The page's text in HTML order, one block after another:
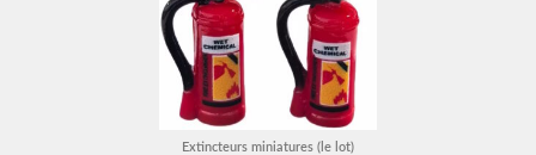
Extincteurs miniatures (le lot)